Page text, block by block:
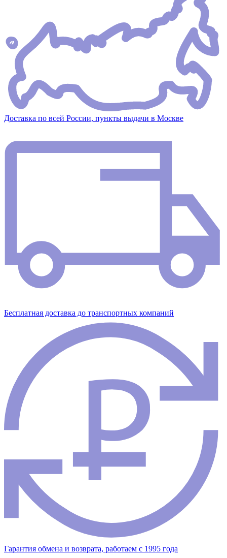
Доставка по всей России, пункты выдачи в Москве
Бесплатная доставка до транспортных компаний
Гарантия обмена и возврата, работаем с 1995 года